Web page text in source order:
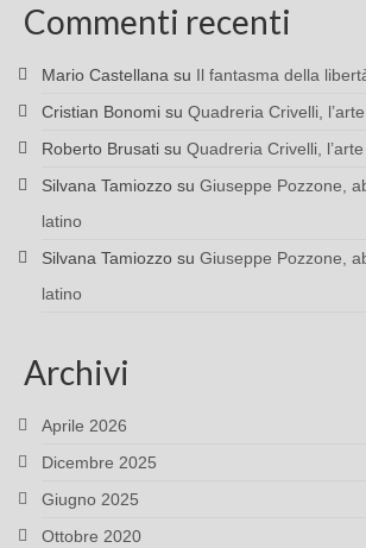
Commenti recenti
Mario Castellana su Il fantasma della
Cristian Bonomi su Quadreria Crivelli,
Roberto Brusati su Quadreria Crivelli,
Silvana Tamiozzo su Giuseppe Pozzone,
latino
Silvana Tamiozzo su Giuseppe Pozzone,
latino
Archivi
Aprile 2026
Dicembre 2025
Giugno 2025
Ottobre 2020